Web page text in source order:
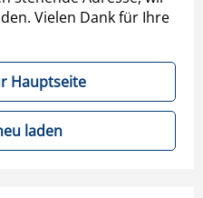
Vielen Dank für Ihre
Hauptseite
laden